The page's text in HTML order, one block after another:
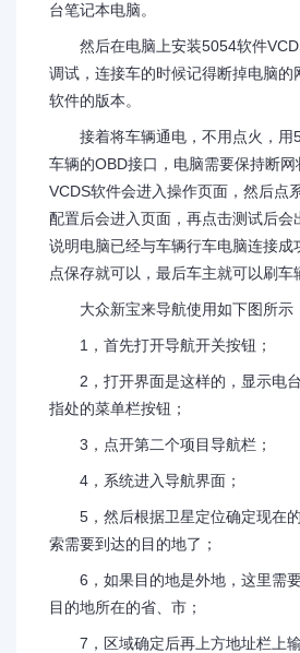
台笔记本电脑。
然后在电脑上安装5054软件
调试，连接车的时候记得断掉电脑的
软件的版本。
接着将车辆通电，不用点火，用
车辆的OBD接口，电脑需要保持断
VCDS软件会进入操作页面，然后点
配置后会进入页面，再点击测试后会
说明电脑已经与车辆行车电脑连接成
点保存就可以，最后车主就可以刷车
大众新宝来导航使用如下图所示
1，首先打开导航开关按钮；
2，打开界面是这样的，显示电台
指处的菜单栏按钮；
3，点开第二个项目导航栏；
4，系统进入导航界面；
5，然后根据卫星定位确定现在的
索需要到达的目的地了；
6，如果目的地是外地，这里需要
目的地所在的省、市；
7，区域确定后再上方地址栏上输